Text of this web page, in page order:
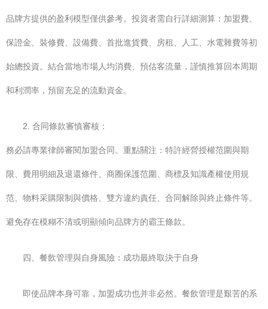
品牌方提供的盈利模型僅供參考。投資者需自行詳細測算：加盟費、
保證金、裝修費、設備費、首批進貨費、房租、人工、水電雜費等初
始總投資。結合當地市場人均消費、預估客流量，謹慎推算回本周期
和利潤率，預留充足的流動資金。
2. 合同條款審慎審核：
務必請專業律師審閱加盟合同。重點關注：特許經營授權范圍與期
限、費用明細及退還條件、商圈保護范圍、商標及知識產權使用規
范、物料采購限制與價格、雙方違約責任、合同解除與終止條件等。
避免存在模糊不清或明顯傾向品牌方的霸王條款。
四、餐飲管理與自身風險：成功最終取決于自身
即使品牌本身可靠，加盟成功也并非必然。餐飲管理是艱苦的系